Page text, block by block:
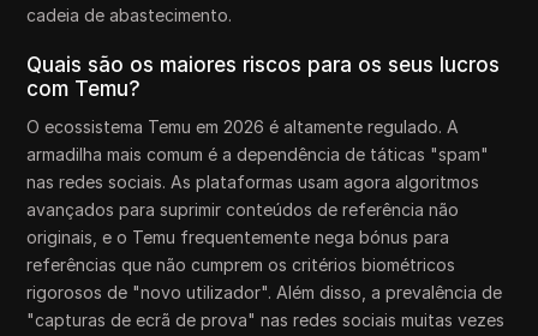
cadeia de abastecimento.
Quais são os maiores riscos para os seus lucros
com Temu?
O ecossistema Temu em 2026 é altamente regulado. A
armadilha mais comum é a dependência de táticas "spam"
nas redes sociais. As plataformas usam agora algoritmos
avançados para suprimir conteúdos de referência não
originais, e o Temu frequentemente nega bónus para
referências que não cumprem os critérios biométricos
rigorosos de "novo utilizador". Além disso, a prevalência de
"capturas de ecrã de prova" nas redes sociais muitas vezes